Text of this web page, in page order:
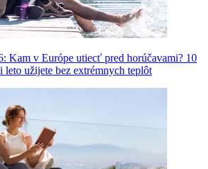
Kam v Európe utiecť pred horúčavami? 10
leto užijete bez extrémnych teplôt